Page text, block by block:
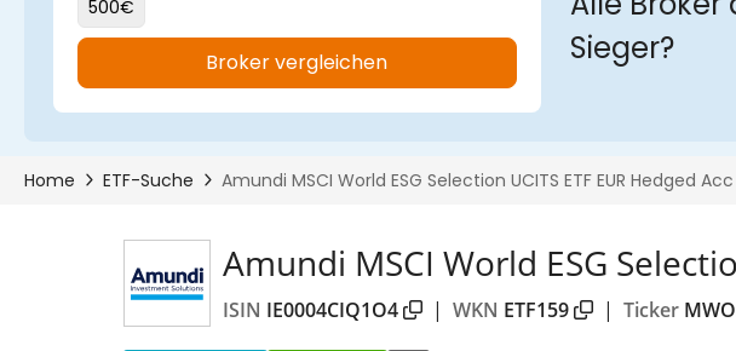
Amundi MSCI World ESG
ISIN IE0004CIQ1O4 | WKN ETF159 | Ticker